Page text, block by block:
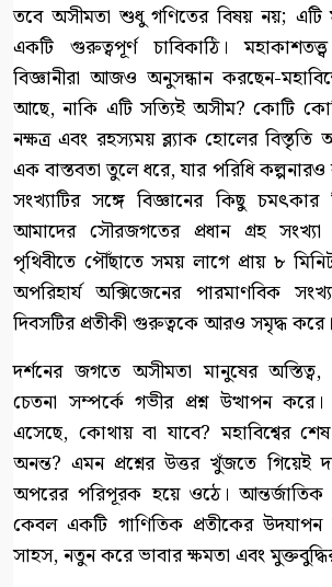
তবে অসীমতা শুধু গণিতের বিষয় নয়; এটি
একটি গুরুত্বপূর্ণ চাবিকাঠি।
বিজ্ঞানীরা আজও অনুসন্ধান করছেন-
আছে, নাকি এটি সত্যিই অসীম? কোটি
নক্ষত্র এবং রহস্যময় ব্ল্যাক হোলের
এক বাস্তবতা তুলে ধরে, যার পরিধি কল্পনারও
সংখ্যাটির সঙ্গে বিজ্ঞানের কিছু
আমাদের সৌরজগতের প্রধান গ্রহ
পৃথিবীতে পৌঁছাতে সময় লাগে প্রায় ৮
অপরিহার্য অক্সিজেনের পারমাণবিক
দিবসটির প্রতীকী গুরুত্বকে আরও সমৃদ্ধ করে।
দর্শনের জগতে অসীমতা মানুষের
চেতনা সম্পর্কে গভীর প্রশ্ন উত্থাপন
এসেছে, কোথায় বা যাবে? মহাবিশ্বের
অনন্ত? এমন প্রশ্নের উত্তর খুঁজতে গিয়েই
অপরের পরিপূরক হয়ে ওঠে। আন্তর্জাতিক
কেবল একটি গাণিতিক প্রতীকের উদযাপন
সাহস, নতুন করে ভাবার ক্ষমতা এবং